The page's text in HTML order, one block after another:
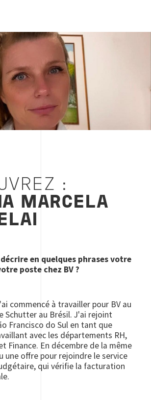
portrait 2
:
MARCELA
en quelques phrases votre
poste chez BV ?
commencé à travailler pour BV au
Schutter au Brésil. J'ai rejoint
Francisco do Sul en tant que
avec les départements RH,
Finance. En décembre de la même
une offre pour rejoindre le service
qui vérifie la facturation